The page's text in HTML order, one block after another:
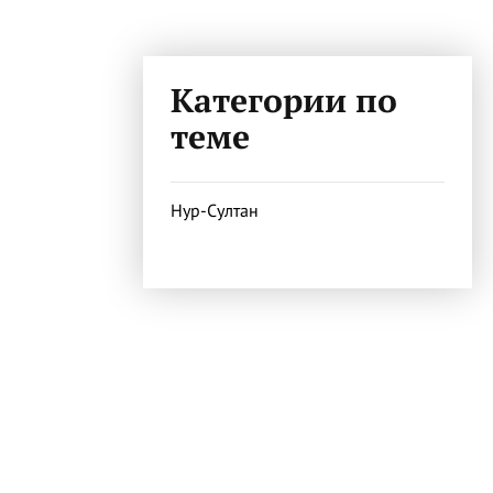
Категории по
теме
Нур-Султан